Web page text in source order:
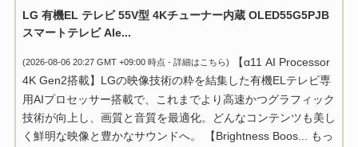
LG 有機EL テレビ 55V型 4Kチューナー内蔵 OLED55G5PJB
スマートテレビ Ale...
(2026-08-06 20:27 GMT +09:00 時点 - 詳細はこちら)
【α11 AI Processor
4K Gen2搭載】LGの映像技術の粋を結集した有機ELテレビ専
用AIプロセッサー搭載で、これまでより高速かつグラフィック
技術が向上し、画質と音質を最適化。どんなコンテンツも美し
く鮮明な映像と豊かなサウンドへ。 【Brightness Boos...
もっ